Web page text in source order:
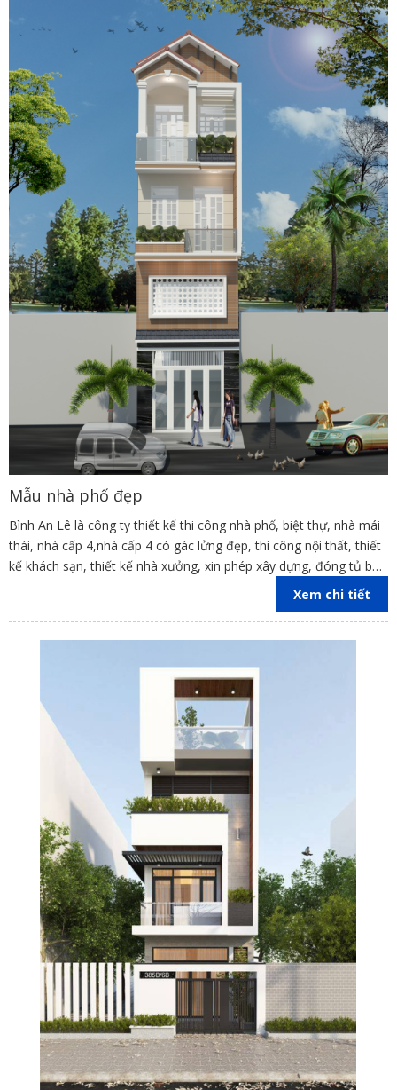
Mẫu nhà phố đẹp
Bình An Lê là công ty thiết kế thi công nhà phố, biệt thự, nhà mái
thái, nhà cấp 4,nhà cấp 4 có gác lửng đẹp, thi công nội thất, thiết
kế khách sạn, thiết kế nhà xưởng, xin phép xây dựng, đóng tủ bếp
trên địa bàn các tỉnh Đồng Nai, Bình Dương, TP Hồ Chí Minh,
Xem chi tiết